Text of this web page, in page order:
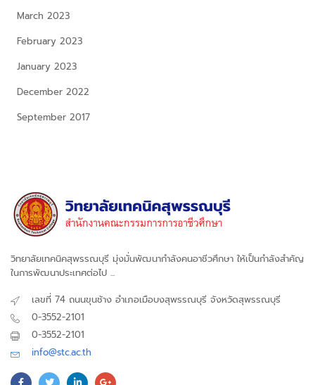
March 2023
February 2023
January 2023
December 2022
September 2017
วิทยาลัยเทคนิคสุพรรณบุรี มุ่งมั่นพัฒนากำลังคนอาชีวศึกษา ให้เป็นกำลังสำคัญ
ในการพัฒนาประเทศต่อไป ...
เลขที่ 74 ถนนขุนช้าง อำเภอเมือบงสุพรรณบุรี จังหวัดสุพรรณบุรี
0-3552-2101
0-3552-2101
info@stc.ac.th